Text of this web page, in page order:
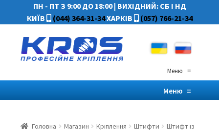
ПН - ПТ З 9:00 ДО 18:00| ВИХІДНИЙ: СБ І НД
КИЇВ
(044) 364-31-34ХАРКІВ (057) 766-21-34
Меню≡
Меню≡
Головна Магазин Кріплення Штифти
Штифт із